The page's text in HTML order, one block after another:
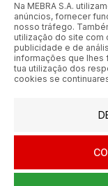
MEBRA - Comércio
S.A. © 2026 Todos
Aos preços
SIGA-NOS
Na MEBRA S.A.
anúncios, fornecer
nosso tráfego.
utilização do site com
publicidade e de
informações que lhes
tua utilização dos
cookies se